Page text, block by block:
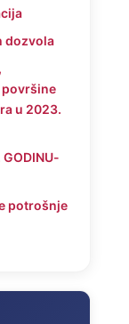
dozvola
u 2023.
GODINU-
potrošnje